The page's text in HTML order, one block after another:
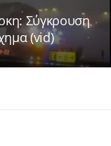
Σύγκρουση
(vid)